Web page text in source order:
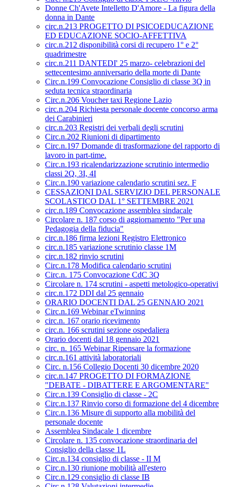
Donne Ch'Avete Intelletto D'Amore - La figura della
donna in Dante
circ.n.213 PROGETTO DI PSICOEDUCAZIONE
ED EDUCAZIONE SOCIO-AFFETTIVA
circ.n.212 disponibilità corsi di recupero 1° e 2°
quadrimestre
circ.n.211 DANTEDI' 25 marzo- celebrazioni del
settecentesimo anniversario della morte di Dante
Circ.n.199 Convocazione Consiglio di classe 3Q in
seduta tecnica straordinaria
Circ.n.206 Voucher taxi Regione Lazio
circ.n.204 Richiesta personale docente concorso arma
dei Carabinieri
circ.n.203 Registri dei verbali degli scrutini
Circ.n.202 Riunioni di dipartimento
Circ.n.197 Domande di trasformazione del rapporto di
lavoro in part-time.
Circ.n.193 ricalendarizzazione scrutinio intermedio
classi 2Q, 3I, 4I
Circ.n.190 variazione calendario scrutini sez. F
CESSAZIONI DAL SERVIZIO DEL PERSONALE
SCOLASTICO DAL 1° SETTEMBRE 2021
circ.n.189 Convocazione assemblea sindacale
Circolare n. 187 corso di aggiornamento "Per una
Pedagogia della fiducia"
circ.n.186 firma lezioni Registro Elettronico
circ.n.185 variazione scrutinio classe 1M
circ.n.182 rinvio scrutini
Circ.n.178 Modifica calendario scrutini
Circ.n. 175 Convocazione CdC 3Q
Circolare n. 174 scrutini - aspetti metologico-operativi
circ.n.172 DDI dal 25 gennaio
ORARIO DOCENTI DAL 25 GENNAIO 2021
Circ.n.169 Webinar eTwinning
circ.n. 167 orario ricevimento
circ.n. 166 scrutini sezione ospedaliera
Orario docenti dal 18 gennaio 2021
circ. n. 165 Webinar Ripensare la formazione
circ.n.161 attività laboratoriali
Circ. n.156 Collegio Docenti 30 dicembre 2020
circ.n.147 PROGETTO DI FORMAZIONE
"DEBATE - DIBATTERE E ARGOMENTARE"
Circ.n.139 Consiglio di classe - 2C
Circ.n.137 Rinvio corso di formazione del 4 dicembre
Circ.n.136 Misure di supporto alla mobilità del
personale docente
Assemblea Sindacale 1 dicembre
Circolare n. 135 convocazione straordinaria del
Consiglio della classe 1L
Circ.n.134 consiglio di classe - II M
Circ.n.130 riunione mobilità all'estero
Circ.n.129 consiglio di classe IB